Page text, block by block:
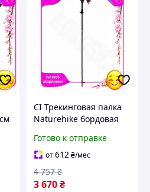
CI Трекинговая палка
Naturehike бордовая
и горных походов
легкая карбоновая па
CI2-888
Готово к отправке
от612₴/мес
3 670₴
4 757 ₴